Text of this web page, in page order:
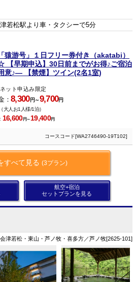
若松駅より車・タクシーで5分
猿游号」１日フリー券付き（akatabi）
【早期申込】30日前までがお得♪ご宿泊
意♪― 【禁煙】ツイン(2名1室)
ネット申込み限定
：8,300円～9,700円
（大人お1人様/1泊）
16,600円～ 19,400円
コースコード[WA2746490-19T102]
すべて見る (3プラン)
航空+宿泊
セットプランを見る
津若松・東山・芦ノ牧・喜多方／芦ノ牧[2625-101]